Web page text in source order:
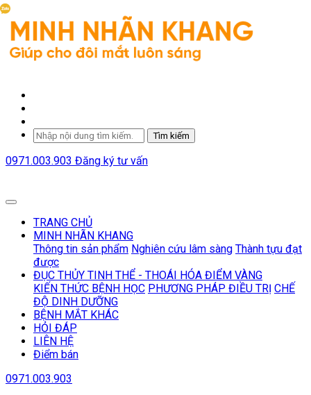
Tìm kiếm
0971.003.903 Đăng ký tư vấn
TRANG CHỦ
MINH NHÃN KHANG
Thông tin sản phẩm Nghiên cứu lâm sàng Thành tựu đạt
được
ĐỤC THỦY TINH THỂ - THOÁI HÓA ĐIỂM VÀNG
KIẾN THỨC BỆNH HỌC PHƯƠNG PHÁP ĐIỀU TRỊ CHẾ
ĐỘ DINH DƯỠNG
BỆNH MẮT KHÁC
HỎI ĐÁP
LIÊN HỆ
Điểm bán
0971.003.903